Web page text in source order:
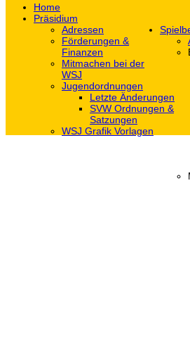
Home
Präsidium
Adressen
Förderungen &
Finanzen
Mitmachen bei der
WSJ
Jugendordnungen
Letzte Änderungen
SVW Ordnungen &
Satzungen
WSJ Grafik Vorlagen